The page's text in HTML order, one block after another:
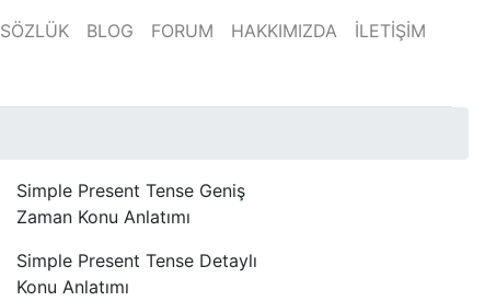
SÖZLÜK BLOG FORUM HAKKIMIZDA İLETİŞİM
Simple Present Tense Geniş
Zaman Konu Anlatımı
Simple Present Tense Detaylı
Konu Anlatımı